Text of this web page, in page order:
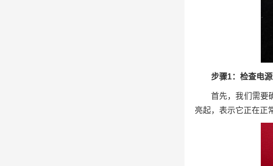
步骤1：检查电
首先，我们需要
亮起，表示它正在正